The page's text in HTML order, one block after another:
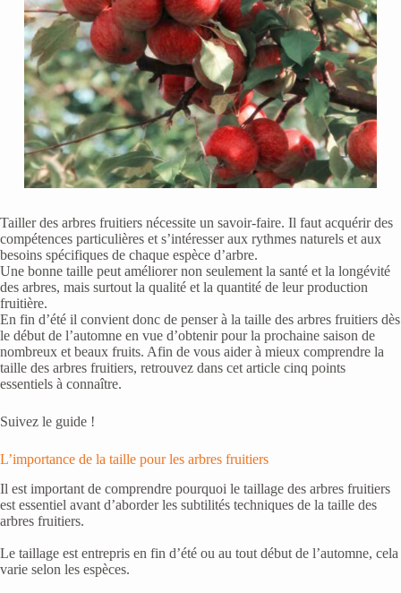
Tailler des arbres fruitiers nécessite un savoir-faire. Il faut acquérir des
compétences particulières et s’intéresser aux rythmes naturels et aux
besoins spécifiques de chaque espèce d’arbre.
Une bonne taille peut améliorer non seulement la santé et la longévité
des arbres, mais surtout la qualité et la quantité de leur production
fruitière.
En fin d’été il convient donc de penser à la taille des arbres fruitiers dès
le début de l’automne en vue d’obtenir pour la prochaine saison de
nombreux et beaux fruits. Afin de vous aider à mieux comprendre la
taille des arbres fruitiers, retrouvez dans cet article cinq points
essentiels à connaître.
Suivez le guide !
L’importance de la taille pour les arbres fruitiers
Il est important de comprendre pourquoi le taillage des arbres fruitiers
est essentiel avant d’aborder les subtilités techniques de la taille des
arbres fruitiers.
Le taillage est entrepris en fin d’été ou au tout début de l’automne, cela
varie selon les espèces.